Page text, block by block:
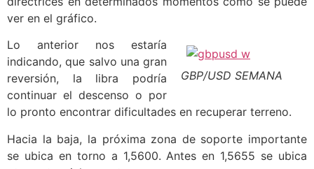
ver en el gráfico.
GBP/USD SEMANA
Lo anterior nos estaría
indicando, que salvo una gran
reversión, la libra podría
continuar el descenso o por
lo pronto encontrar dificultades en recuperar terreno.
Hacia la baja, la próxima zona de soporte importante
se ubica en torno a 1,5600. Antes en 1,5655 se ubica